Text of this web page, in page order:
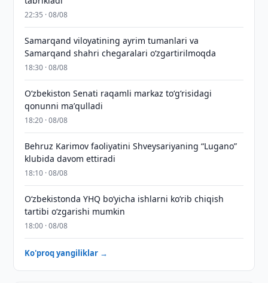
22:35 · 08/08
Samarqand viloyatining ayrim tumanlari va
Samarqand shahri chegaralari oʻzgartirilmoqda
18:30 · 08/08
Oʻzbekiston Senati raqamli markaz toʻgʻrisidagi
qonunni maʼqulladi
18:20 · 08/08
Behruz Karimov faoliyatini Shveysariyaning “Lugano”
klubida davom ettiradi
18:10 · 08/08
O‘zbekistonda YHQ bo‘yicha ishlarni ko‘rib chiqish
tartibi o‘zgarishi mumkin
18:00 · 08/08
Ko'proq yangiliklar →